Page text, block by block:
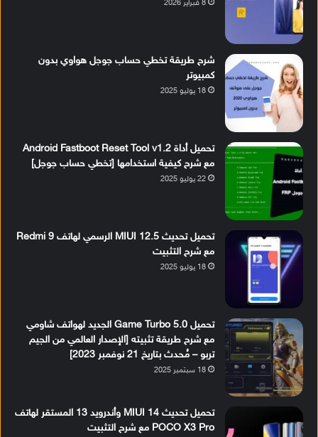
8 فبراير 2026
شرح طريقة تخطي حساب جوجل هواوي بدون
كمبيوتر
18 يوليو 2025
تحميل أداة Android Fastboot Reset Tool v1.2
مع شرح كيفية استخدامها [تخطي حساب جوجل]
22 يوليو 2025
تحميل تحديث MIUI 12.5 الرسمي لهاتف Redmi 9
مع شرح التثبيت
18 يوليو 2025
تحميل Game Turbo 5.0 الجديد لهواتف شاومي
مع شرح طريقة تثبيته [الإصدار العالمي من الجيم
تربو – مُحدث بتاريخ 21 نوفمبر 2023]
18 سبتمبر 2025
تحميل تحديث MIUI 14 وأندرويد 13 المستقر لهاتف
POCO X3 Pro مع شرح التثبيت